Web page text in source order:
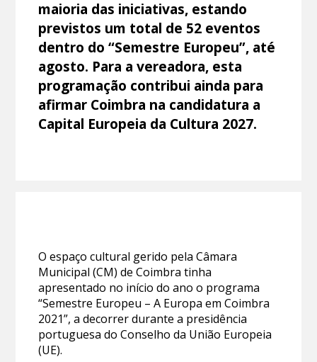
maioria das iniciativas, estando
previstos um total de 52 eventos
dentro do “Semestre Europeu”, até
agosto. Para a vereadora, esta
programação contribui ainda para
afirmar Coimbra na candidatura a
Capital Europeia da Cultura 2027.
O espaço cultural gerido pela Câmara
Municipal (CM) de Coimbra tinha
apresentado no início do ano o programa
“Semestre Europeu – A Europa em Coimbra
2021”, a decorrer durante a presidência
portuguesa do Conselho da União Europeia
(UE).